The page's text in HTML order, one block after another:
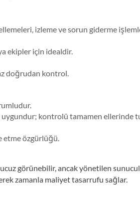
izleme ve sorun giderme
ekipler için idealdir.
doğrudan kontrol.
kontrolü tamamen ellerinde
etme özgürlüğü.
görünebilir, ancak yönetilen
zamanla maliyet tasarrufu sağlar.